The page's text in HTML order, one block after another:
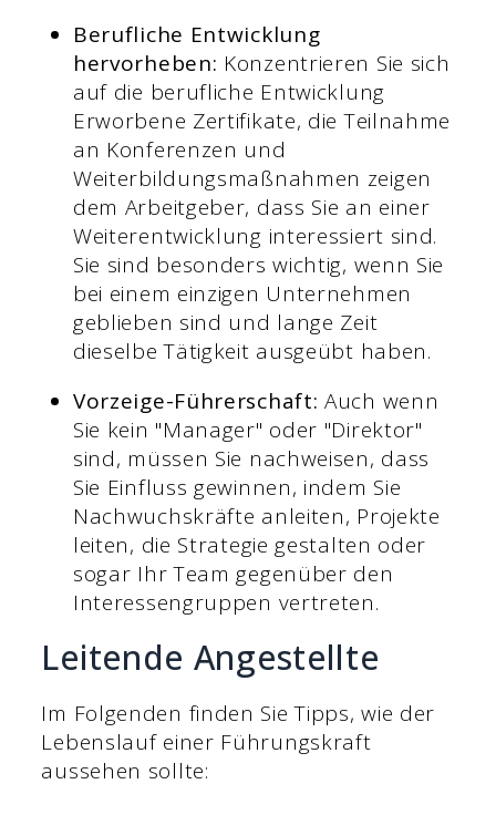
Berufliche Entwicklung
hervorheben: Konzentrieren Sie sich
auf die berufliche Entwicklung
Erworbene Zertifikate, die Teilnahme
an Konferenzen und
Weiterbildungsmaßnahmen zeigen
dem Arbeitgeber, dass Sie an einer
Weiterentwicklung interessiert sind.
Sie sind besonders wichtig, wenn Sie
bei einem einzigen Unternehmen
geblieben sind und lange Zeit
dieselbe Tätigkeit ausgeübt haben.
Vorzeige-Führerschaft: Auch wenn
Sie kein "Manager" oder "Direktor"
sind, müssen Sie nachweisen, dass
Sie Einfluss gewinnen, indem Sie
Nachwuchskräfte anleiten, Projekte
leiten, die Strategie gestalten oder
sogar Ihr Team gegenüber den
Interessengruppen vertreten.
Leitende Angestellte
Im Folgenden finden Sie Tipps, wie der
Lebenslauf einer Führungskraft
aussehen sollte: